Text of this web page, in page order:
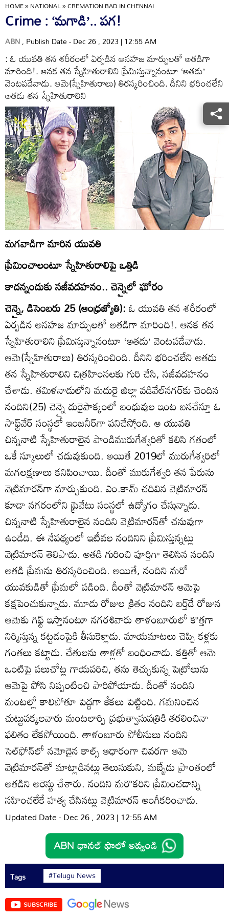
HOME»NATIONAL»CREMATION BAD IN CHENNAI
Crime : ‘మగాడి’.. పగ!
ABN, Publish Date - Dec 26 , 2023 | 12:55 AM
: ఓ యువతి తన శరీరంలో ఏర్పడిన అసహజ మార్పులతో అతడిగా
మారింది!. ఆనక తన స్నేహితురాలిని ప్రేమిస్తున్నానంటూ ‘అతడు’
వెంటపడేవాడు. ఆమె(స్నేహితురాలు) తిరస్కరించింది. దీనిని భరించలేని
అతడు తన స్నేహితురాలిని
మగవాడిగా మారిన యువతి
ప్రేమించాలంటూ స్నేహితురాలిపై ఒత్తిడి
కాదన్నందుకు సజీవదహనం.. చెన్నైలో ఘోరం
చెన్నై, డిసెంబరు 25 (ఆంధ్రజ్యోతి):ఓ యువతి తన శరీరంలో
ఏర్పడిన అసహజ మార్పులతో అతడిగా మారింది!. ఆనక తన
స్నేహితురాలిని ప్రేమిస్తున్నానంటూ ‘అతడు’ వెంటపడేవాడు.
ఆమె(స్నేహితురాలు) తిరస్కరించింది. దీనిని భరించలేని అతడు
తన స్నేహితురాలిని చిత్రహింసలకు గురి చేసి, సజీవదహనం
చేశాడు. తమిళనాడులోని మదురై జిల్లా వడివేల్‌నగర్‌కు చెందిన
నందిని(25) చెన్నై దురైపాక్కంలో బంధువుల ఇంట బసచేస్తూ ఓ
సాఫ్ట్‌వేర్‌ సంస్థలో ఇంజనీర్‌గా పనిచేస్తోంది. ఆ యువతి
చిన్ననాటి స్నేహితురాలైన పాండిమురుగేశ్వరితో కలిసి గతంలో
ఒకే స్కూలులో చదువుకుంది. అయితే 2019లో మురుగేశ్వరిలో
మగలక్షణాలు కనిపించాయి. దీంతో మురుగేశ్వరి తన పేరును
వెట్రిమారన్‌గా మార్చుకుంది. ఎం.కామ్‌ చదివిన వెట్రిమారన్‌
కూడా నగరంలోని ప్రైవేటు సంస్థలో ఉద్యోగం చేస్తున్నాడు.
చిన్ననాటి స్నేహితురాలైన నందిని వెట్రిమారన్‌తో చనువుగా
ఉండేది. ఈ నేపథ్యంలో ఇటీవల నందినిని ప్రేమిస్తున్నట్లు
వెట్రిమారన్‌ తెలిపాడు. అతడి గురించి పూర్తిగా తెలిసిన నందిని
అతడి ప్రేమను తిరస్కరించింది. అయితే, నందిని మరో
యువకుడితో ప్రేమలో పడింది. దీంతో వెట్రిమారన్‌ ఆమెపై
కక్షపెంచుకున్నాడు. మూడు రోజుల క్రితం నందిని బర్త్‌డే రోజున
ఆమెకు గిఫ్ట్‌ ఇస్తానంటూ నగరశివారు తాళంబూరులో కొత్తగా
నిర్మిస్తున్న కట్టడంపైకి తీసుకెళ్లాడు. మాయమాటలు చెప్పి కళ్లకు
గంతలు కట్టాడు. చేతులను తాళ్లతో బంధించాడు. కత్తితో ఆమె
ఒంటిపై పలుచోట్ల గాయపరిచి, తను తెచ్చుకున్న పెట్రోలును
ఆమెపై పోసి నిప్పంటించి పారిపోయాడు. దీంతో నందిని
మంటల్లో కాలిపోతూ పెద్దగా కేకలు పెట్టింది. గమనించిన
చుట్టుపక్కలవారు మంటలార్పి ప్రభుత్వాసుపత్రికి తరలించినా
ఫలితం లేకపోయింది. తాళంబూరు పోలీసులు నందిని
సెల్‌ఫోన్‌లో నమోదైన కాల్స్‌ ఆధారంగా చివరగా ఆమె
వెట్రిమారన్‌తో మాట్లాడినట్లు తెలుసుకుని, మబ్బేడు ప్రాంతంలో
అతడిని అరెస్టు చేశారు. నందిని మరొకరిని ప్రేమించడాన్ని
సహించలేకే హత్య చేసినట్లు వెట్రిమారన్‌ అంగీకరించాడు.
Updated Date - Dec 26 , 2023 | 12:55 AM
Tags #Telugu News
SUBSCRIBE